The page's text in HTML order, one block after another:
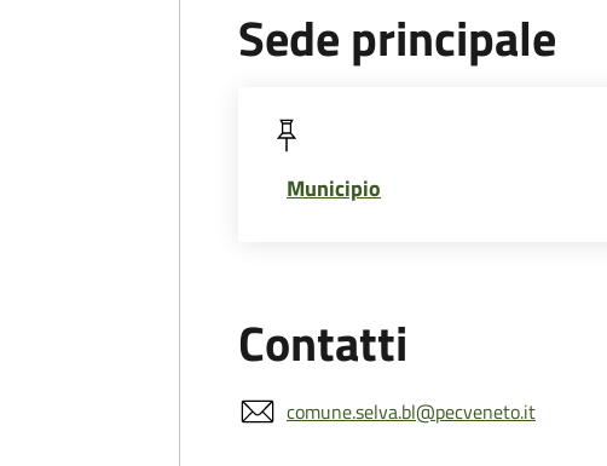
Sede principale
Municipio
Contatti
comune.selva.bl@pecveneto.it